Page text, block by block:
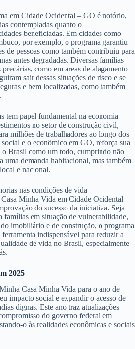
em Cidade Ocidental – GO é notório,
contempladas quanto o
beneficiadas. Em cidades como
por exemplo, o programa garantiu
de pessoas como também contribuiu para
antes degradadas. Diversas famílias
como em áreas de alagamento
sair dessas situações de risco e se
e bem localizadas, como também
tem papel fundamental na economia
no setor de construção civil,
milhões de trabalhadores ao longo dos
social e o econômico em GO, reforça sua
o Brasil como um todo, cumprindo não
uma demanda habitacional, mas também
e nacional.
nas condições de vida
Minha Vida em Cidade Ocidental –
do sucesso da iniciativa. Seja
famílias em situação de vulnerabilidade,
imobiliário e de construção, o programa
indispensável para reduzir a
de vida no Brasil, especialmente
2025
Casa Minha Vida para o ano de
impacto social e expandir o acesso de
dignas. Este ano traz atualizações
do governo federal em
o às realidades econômicas e sociais